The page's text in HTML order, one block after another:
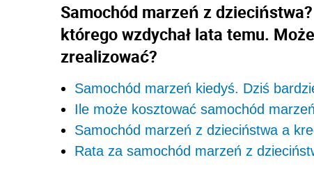
Samochód marzeń z
którego wzdychał lata temu.
zrealizować?
Samochód marzeń kiedyś. Dziś
Ile może kosztować samochód
Samochód marzeń z dzieciństwa a
Rata za samochód marzeń z